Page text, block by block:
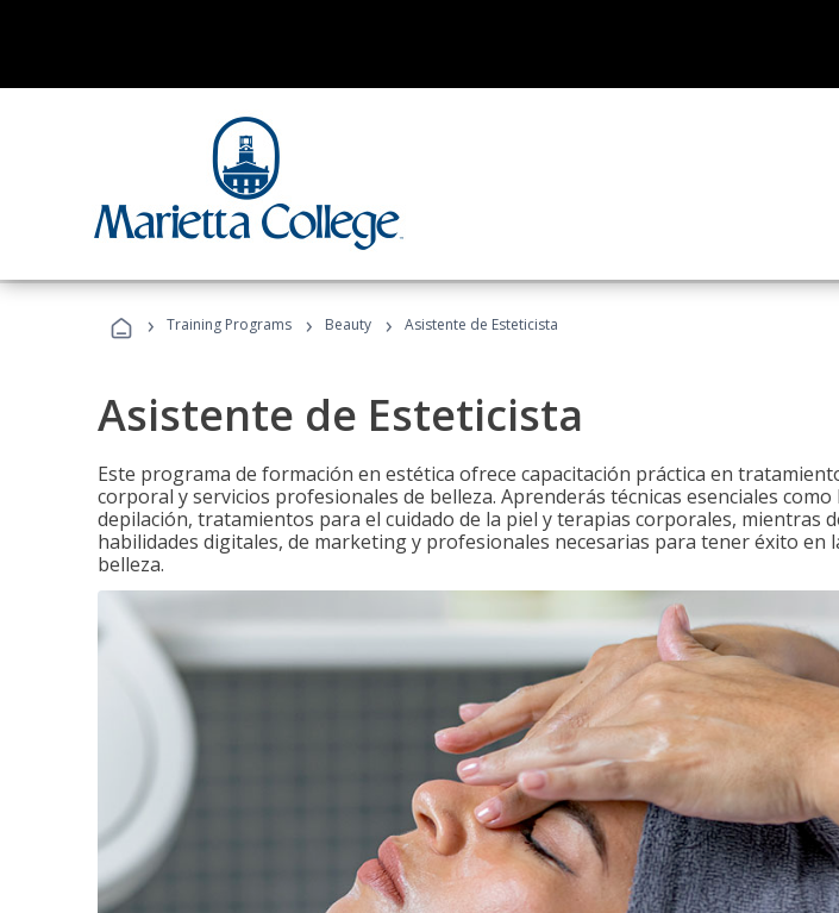
› Training Programs › Beauty › Asistente de Esteticista
Asistente de Esteticista
Este programa de formación en estética ofrece capacitación práctica en
corporal y servicios profesionales de belleza. Aprenderás técnicas esenciales como
depilación, tratamientos para el cuidado de la piel y terapias corporales, mientras
habilidades digitales, de marketing y profesionales necesarias para tener éxito en
belleza.